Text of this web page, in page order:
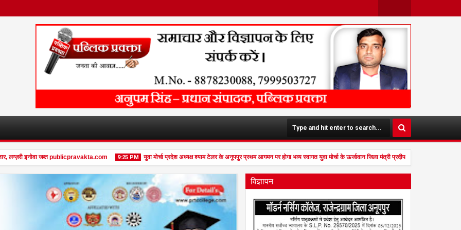
Twit
Face
Boo
K
इनोवा जब्त publicpravakta.com 9:25 PM
Feb
युवा मोर्चा प्रदेश अध्यक्ष श्याम टेलर के अनूपपुर प्रथम आगमन पर होगा भव्य स्वागत युवा मोर्चा के ऊर्जावान जिला मंत्री प्रदीप मिश्रा ने सभी युवाओं से
विज्ञापन